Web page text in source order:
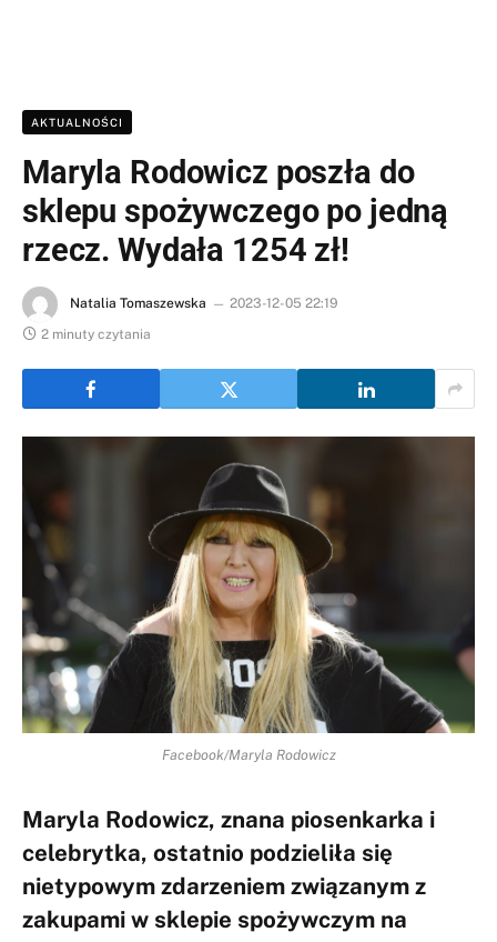
AKTUALNOŚCI
Maryla Rodowicz poszła do
sklepu spożywczego po jedną
rzecz. Wydała 1254 zł!
Natalia Tomaszewska
2023-12-05 22:19
2 minuty czytania
Facebook/Maryla Rodowicz
Maryla Rodowicz, znana piosenkarka i
celebrytka, ostatnio podzieliła się
nietypowym zdarzeniem związanym z
zakupami w sklepie spożywczym na